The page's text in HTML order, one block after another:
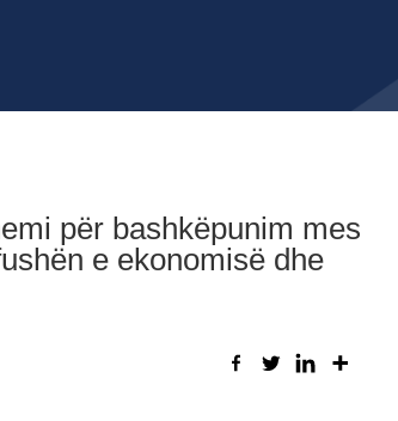
për bashkëpunim mes
e ekonomisë dhe